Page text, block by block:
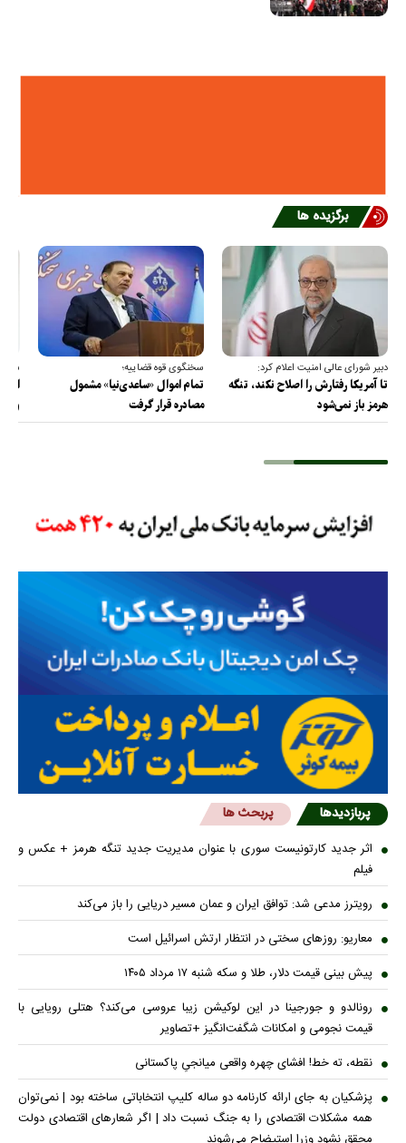
برگزیده ها
دبیر شورای عالی امنیت اعلام کرد:
تا آمریکا رفتارش را اصلاح نکند، تنگه
هرمز باز نمی‌شود
سخنگوی قوه قضاییه؛
تمام اموال «ساعدی‌نیا» مشمول
مصادره قرار گرفت
و
پربازدیدها پربحث ها
اثر جدید کارتونیست سوری با عنوان مدیریت جدید تنگه هرمز + عکس و
فیلم
رویترز مدعی شد: توافق ایران و عمان مسیر دریایی را باز می‌کند
معاریو: روزهای سختی در انتظار ارتش اسرائیل است
پیش بینی قیمت دلار، طلا و سکه شنبه ۱۷ مرداد ۱۴۰۵
رونالدو و جورجینا در این لوکیشن زیبا عروسی می‌کند؟ هتلی رویایی با
قیمت نجومی و امکانات شگفت‌انگیز +تصاویر
نقطه، ته خط! افشای چهره واقعی میانجیِ پاکستانی
پزشکیان به جای ارائه کارنامه دو ساله کلیپ انتخاباتی ساخته بود | نمی‌توان
همه مشکلات اقتصادی را به جنگ نسبت داد | اگر شعار‌های اقتصادی دولت